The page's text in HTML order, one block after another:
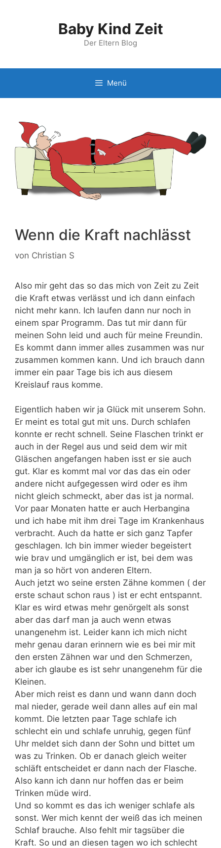
Baby Kind Zeit
Der Eltern Blog
Menü
Wenn die Kraft nachlässt
von Christian S
Also mir geht das so das mich von Zeit zu Zeit
die Kraft etwas verlässt und ich dann einfach
nicht mehr kann. Ich laufen dann nur noch in
einem spar Programm. Das tut mir dann für
meinen Sohn leid und auch für meine Freundin.
Es kommt dann immer alles zusammen was nur
zusammen kommen kann. Und ich brauch dann
immer ein paar Tage bis ich aus diesem
Kreislauf raus komme.
Eigentlich haben wir ja Glück mit unserem Sohn.
Er meint es total gut mit uns. Durch schlafen
konnte er recht schnell. Seine Flaschen trinkt er
auch in der Regel aus und seid dem wir mit
Gläschen angefangen haben isst er sie auch
gut. Klar es kommt mal vor das das ein oder
andere nicht aufgegessen wird oder es ihm
nicht gleich schmeckt, aber das ist ja normal.
Vor paar Monaten hatte er auch Herbangina
und ich habe mit ihm drei Tage im Krankenhaus
verbracht. Auch da hatte er sich ganz Tapfer
geschlagen. Ich bin immer wieder begeistert
wie brav und umgänglich er ist, bei dem was
man ja so hört von anderen Eltern.
Auch jetzt wo seine ersten Zähne kommen ( der
erste schaut schon raus ) ist er echt entspannt.
Klar es wird etwas mehr genörgelt als sonst
aber das darf man ja auch wenn etwas
unangenehm ist. Leider kann ich mich nicht
mehr genau daran erinnern wie es bei mir mit
den ersten Zähnen war und den Schmerzen,
aber ich glaube es ist sehr unangenehm für die
Kleinen.
Aber mich reist es dann und wann dann doch
mal nieder, gerade weil dann alles auf ein mal
kommt. Die letzten paar Tage schlafe ich
schlecht ein und schlafe unruhig, gegen fünf
Uhr meldet sich dann der Sohn und bittet um
was zu Trinken. Ob er danach gleich weiter
schläft entscheidet er dann nach der Flasche.
Also kann ich dann nur hoffen das er beim
Trinken müde wird.
Und so kommt es das ich weniger schlafe als
sonst. Wer mich kennt der weiß das ich meinen
Schlaf brauche. Also fehlt mir tagsüber die
Kraft. So und an diesen tagen wo ich schlecht